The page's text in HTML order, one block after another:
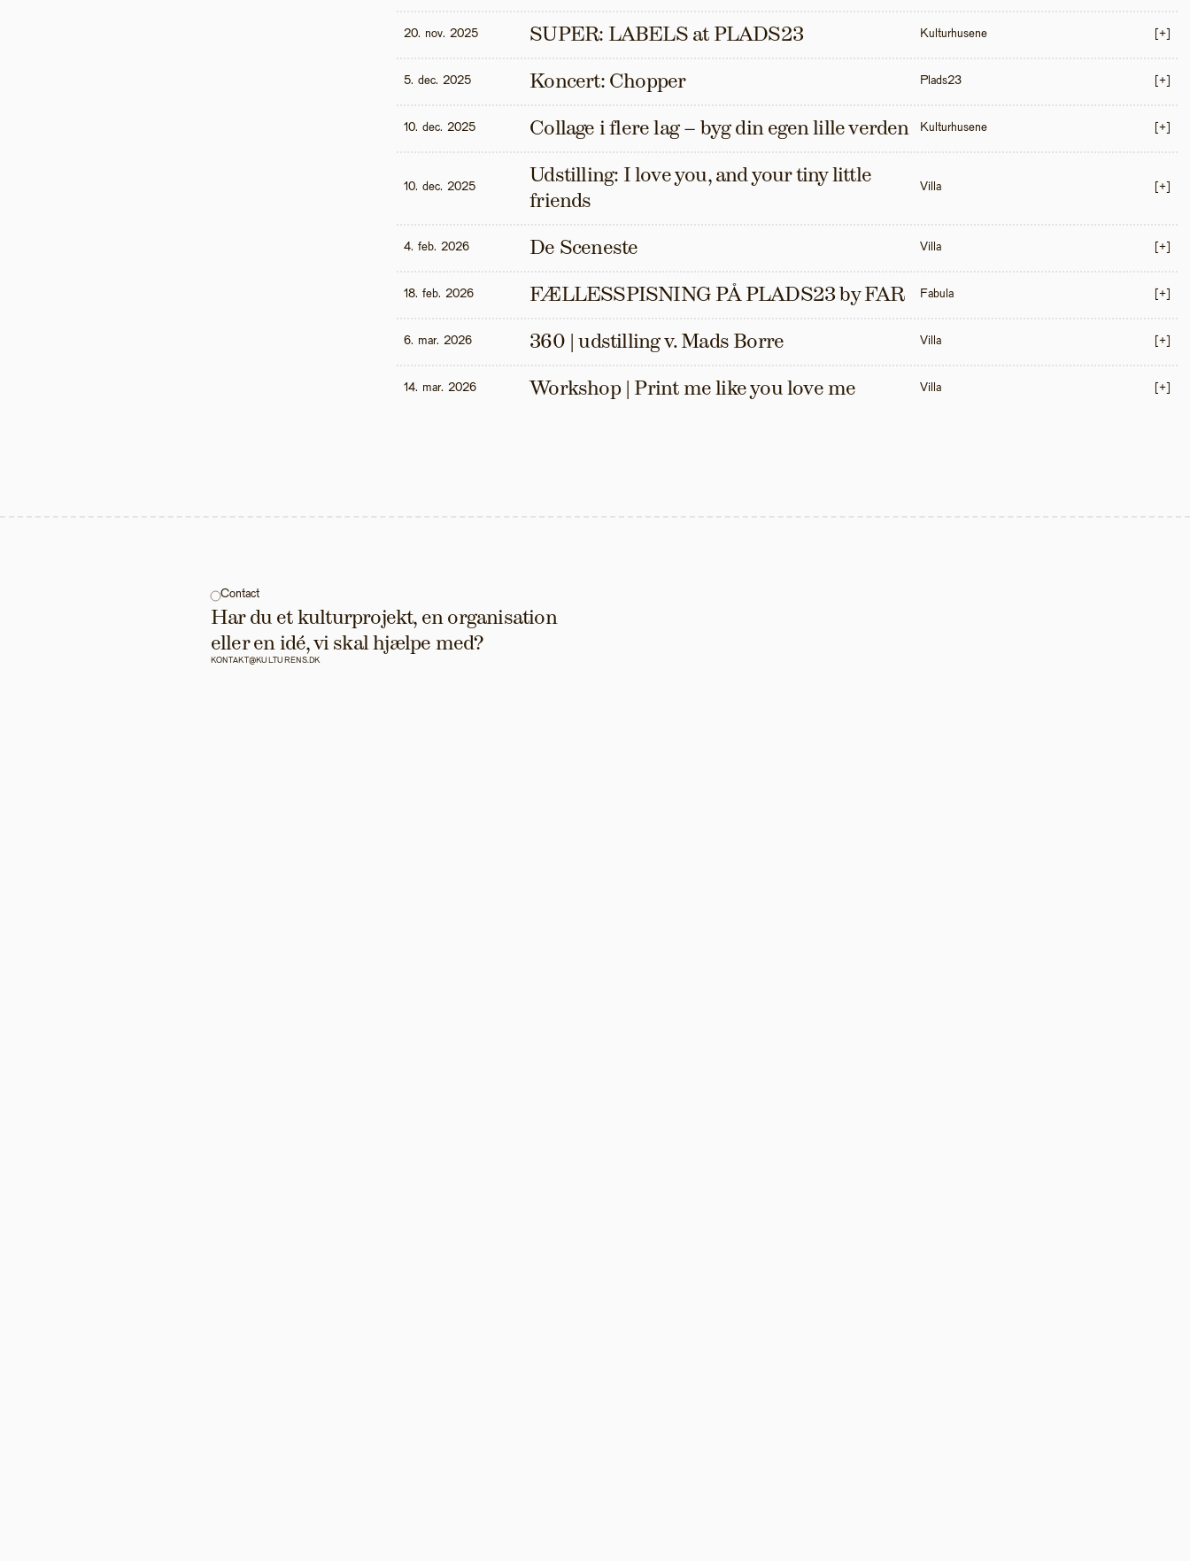
20. nov. 2025 SUPER: LABELS at PLADS23 Kulturhusene [+]
5. dec. 2025 Koncert: Chopper Plads23 [+]
10. dec. 2025 Collage i flere lag – byg din egen lille verden Kulturhusene [+]
10. dec. 2025
Udstilling: I love you, and your tiny little
friends
Villa [+]
4. feb. 2026 De Sceneste Villa [+]
18. feb. 2026 FÆLLESSPISNING PÅ PLADS23 by FAR Fabula [+]
6. mar. 2026 360 | udstilling v. Mads Borre Villa [+]
14. mar. 2026 Workshop | Print me like you love me Villa [+]
KONTAKT@KULTURENS.DK
Har du et kulturprojekt, en organisation
eller en idé, vi skal hjælpe med?
Contact